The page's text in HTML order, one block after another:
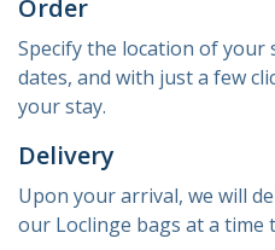
Order
Specify the location of your
dates, and with just a few
your stay.
Delivery
Upon your arrival, we will
our Loclinge bags at a time